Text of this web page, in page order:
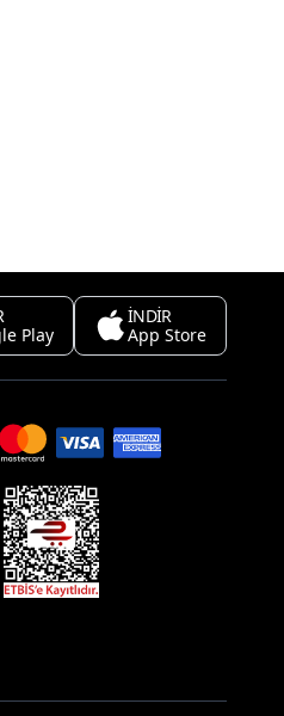
Play
İNDİR
App Store